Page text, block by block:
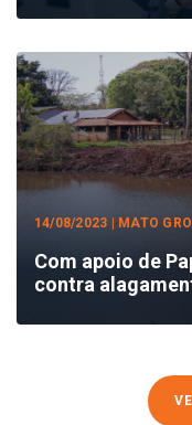
14/08/2023 | MATO
Com apoio de
contra